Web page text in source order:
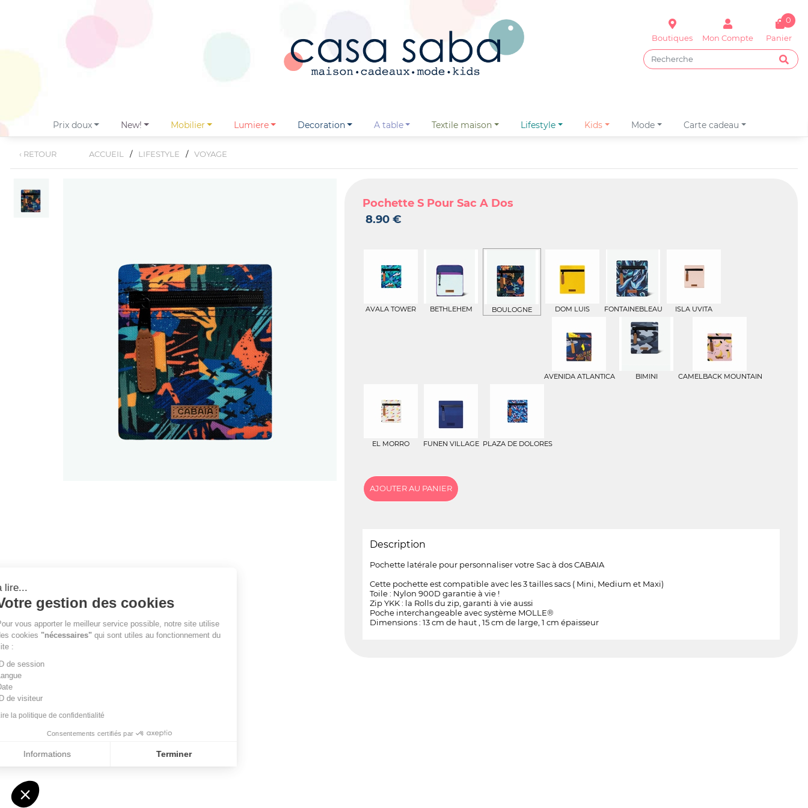
Boutiques Mon Compte panier
0
prix doux new! mobilier lumiere decoration a table textile maison lifestyle kids mode carte cadeau
‹ RETOUR ACCUEIL / LIFESTYLE / VOYAGE
Pochette S Pour Sac A Dos
8.90 €
AVALA TOWER BETHLEHEM BOULOGNE DOM LUIS FONTAINEBLEAU ISLA UVITA
AVENIDA ATLANTICA BIMINI CAMELBACK MOUNTAIN
EL MORRO FUNEN VILLAGE PLAZA DE DOLORES
Description
Pochette latérale pour personnaliser votre Sac à dos CABAIA
Cette pochette est compatible avec les 3 tailles sacs ( Mini, Medium et Maxi)
Toile : Nylon 900D garantie à vie !
Zip YKK : la Rolls du zip, garanti à vie aussi
Poche interchangeable avec système MOLLE®
Dimensions : 13 cm de haut , 15 cm de large, 1 cm épaisseur
à lire...
Votre gestion des cookies
Pour vous apporter le meilleur service possible, notre site utilise
des cookies"nécessaires" qui sont utiles au fonctionnement du
ID de session
ID de visiteur
Lire la politique de confidentialité
Consentements certifiés par
Informations Terminer
Notre plateforme vous permet d'adapter et de gérer vos paramètres de confidentialité, en garantissant la conformité avec les réglementations. Personnalisez vos préférences pour